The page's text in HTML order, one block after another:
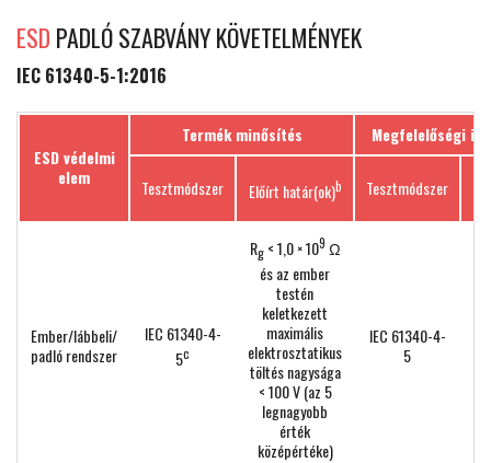
ESD PADLÓ SZABVÁNY KÖVETELMÉNYEK
IEC 61340-5-1:2016
ESD védelmi
elem
Termék minősítés Megfelelőségi
Tesztmódszer Előírt határ(ok)b Tesztmódszer
Ember/lábbeli/
padló rendszer
IEC 61340-4-
5c
Rg< 1,0 × 109 Ω
és az ember
testén
keletkezett
maximális
elektrosztatikus
töltés nagysága
< 100 V (az 5
legnagyobb
érték
középértéke)
IEC 61340-4-
5